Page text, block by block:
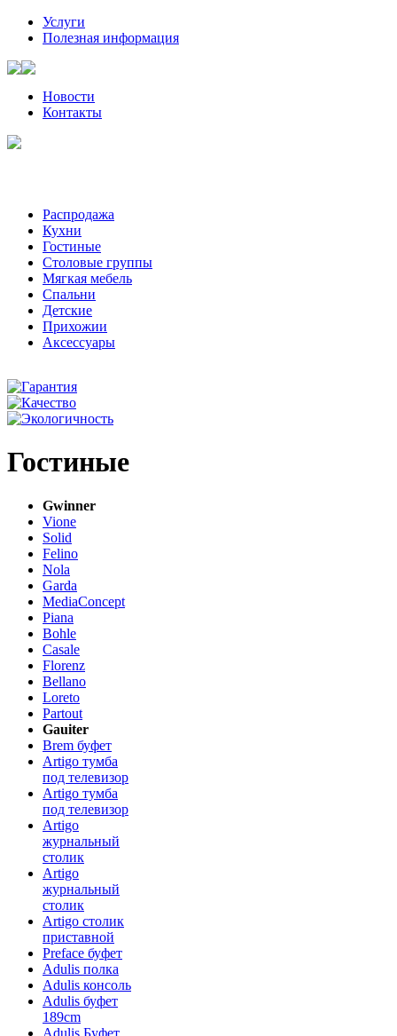
Услуги
Полезная информация
Новости
Контакты
Распродажа
Кухни
Гостиные
Столовые группы
Мягкая мебель
Спальни
Детские
Прихожии
Аксессуары
Гостиные
Gwinner
Vione
Solid
Felino
Nola
Garda
MediaConcept
Piana
Bohle
Casale
Florenz
Bellano
Loreto
Partout
Gauiter
Brem буфет
Artigo тумба
под телевизор
Artigo тумба
под телевизор
Artigo
журнальный
столик
Artigo
журнальный
столик
Artigo столик
приставной
Preface буфет
Adulis полка
Adulis консоль
Adulis буфет
189cm
Adulis Буфет